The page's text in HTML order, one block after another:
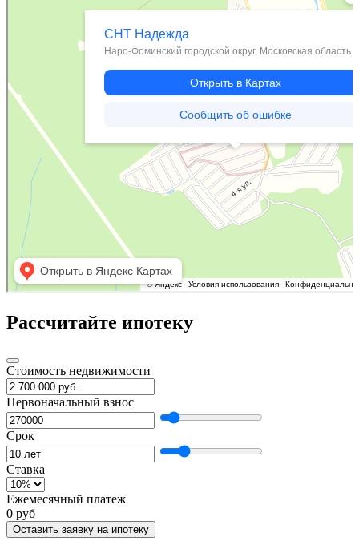
Рассчитайте ипотеку
Стоимость недвижимости
Первоначальный взнос
Срок
Ставка
Ежемесячный платеж
0 руб
Оставить заявку на ипотеку